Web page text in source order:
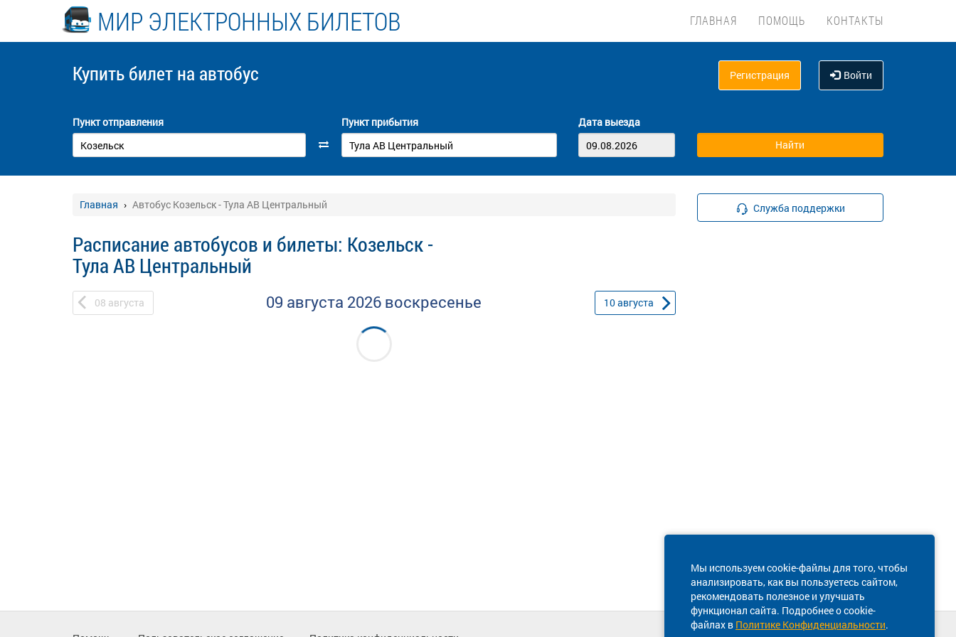
МИР ЭЛЕКТРОННЫХ БИЛЕТОВ ГЛАВНАЯ ПОМОЩЬ КОНТАКТЫ
Купить билет на автобус Регистрация Войти
Пункт отправления Пункт прибытия Дата выезда
Главная Автобус Козельск - Тула АВ Центральный
Расписание автобусов и билеты: Козельск -
Тула АВ Центральный
08 августа 09 августа 2026 воскресенье 10августа
Служба поддержки
Мы используем cookie-файлы для того, чтобы
анализировать, как вы пользуетесь сайтом,
рекомендовать полезное и улучшать
функционал сайта. Подробнее о cookie-
файлах в Политике Конфиденциальности.